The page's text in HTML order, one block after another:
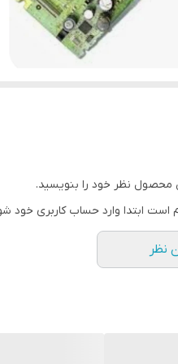
محصول نظر خود را بنویسید.
است ابتدا وارد حساب کاربری خود
نظر